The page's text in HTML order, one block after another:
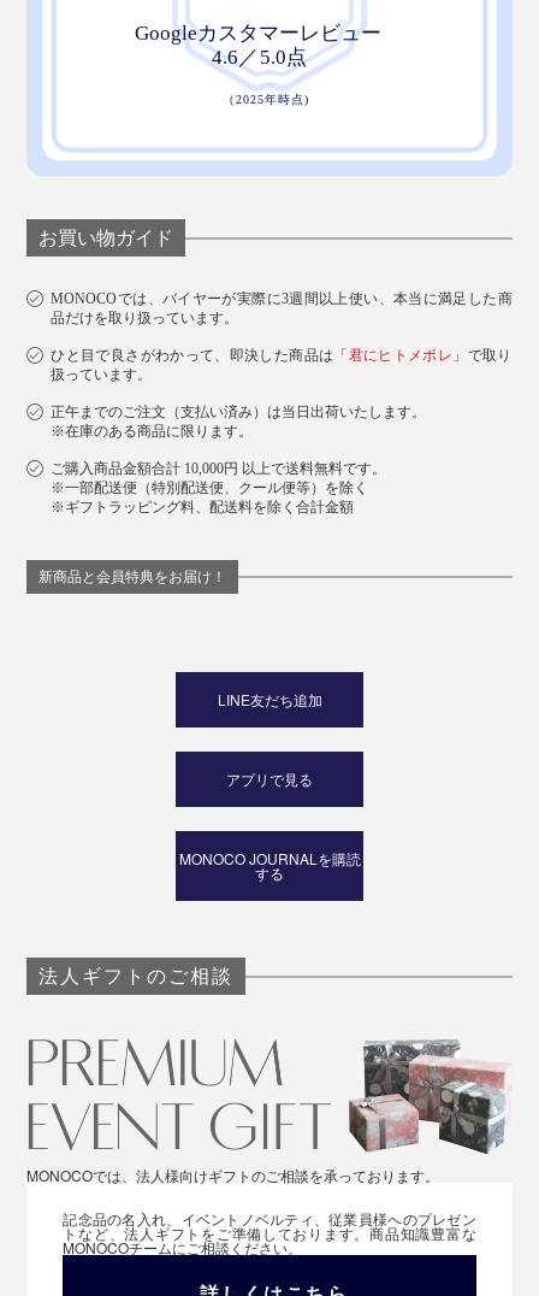
お買い物ガイド
MONOCOでは、バイヤーが実際に3週間以上使い、本当に満足した商
品だけを取り扱っています。
ひと目で良さがわかって、即決した商品は「 君にヒトメボレ 」で取り
扱っています。
正午までのご注文（支払い済み）は当日出荷いたします。
※在庫のある商品に限ります。
ご購入商品金額合計 10,000円 以上で送料無料です。
※一部配送便（特別配送便、クール便等）を除く
※ギフトラッピング料、配送料を除く合計金額
新商品と会員特典をお届け！
LINE友だち追加
アプリで見る
MONOCO JOURNALを購読
する
法人ギフトのご相談
MONOCOでは、法人様向けギフトのご相談を承っております。
記念品の名入れ、イベントノベルティ、従業員様へのプレゼン
トなど、法人ギフトをご準備しております。商品知識豊富な
MONOCOチームにご相談ください。